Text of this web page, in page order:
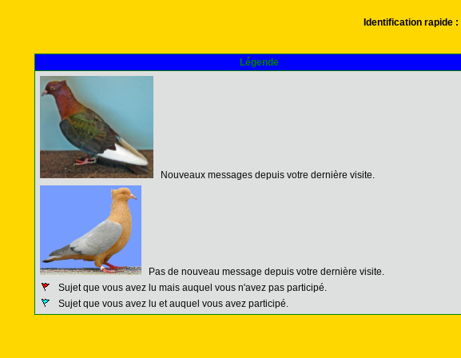
Identification rapide :
Légende
Nouveaux messages depuis votre dernière visite.
Pas de nouveau message depuis votre dernière visite.
Sujet que vous avez lu mais auquel vous n'avez pas participé.
Sujet que vous avez lu et auquel vous avez participé.